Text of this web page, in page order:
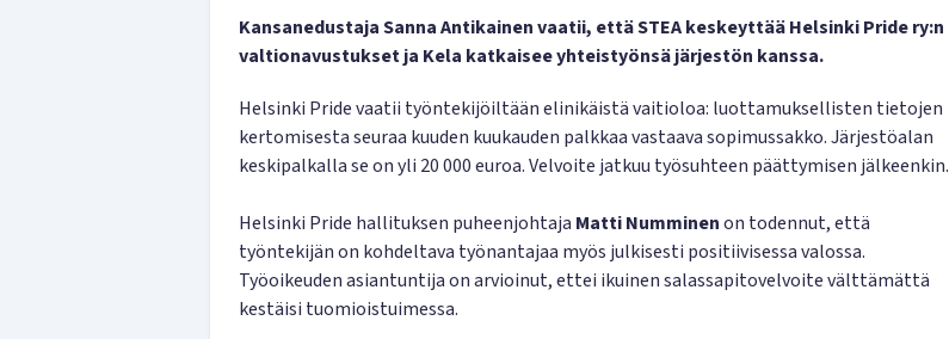
Kansanedustaja Sanna Antikainen vaatii, että STEA keskeyttää Helsinki Pride ry:n
valtionavustukset ja Kela katkaisee yhteistyönsä järjestön kanssa.
Helsinki Pride vaatii työntekijöiltään elinikäistä vaitioloa: luottamuksellisten tietojen
kertomisesta seuraa kuuden kuukauden palkkaa vastaava sopimussakko. Järjestöalan
keskipalkalla se on yli 20 000 euroa. Velvoite jatkuu työsuhteen päättymisen jälkeenkin.
Helsinki Pride hallituksen puheenjohtaja Matti Numminenon todennut, että
työntekijän on kohdeltava työnantajaa myös julkisesti positiivisessa valossa.
Työoikeuden asiantuntija on arvioinut, ettei ikuinen salassapitovelvoite välttämättä
kestäisi tuomioistuimessa.